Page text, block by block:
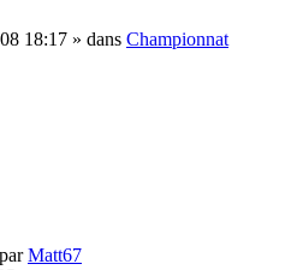
18:17 » dans Championnat
parMatt67